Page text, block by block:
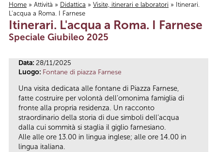
Tu sei qui
Home » Attività » Didattica » Visite, itinerari e laboratori » Itinerari.
L'acqua a Roma. I Farnese
Itinerari. L'acqua a Roma. I Farnese
Speciale Giubileo 2025
Data: 28/11/2025
Luogo: Fontane di piazza Farnese
Una visita dedicata alle fontane di Piazza Farnese,
fatte costruire per volontà dell’omonima famiglia di
fronte alla propria residenza. Un racconto
straordinario della storia di due simboli dell’acqua
dalla cui sommità si staglia il giglio farnesiano.
Alle alle ore 13.00 in lingua inglese; alle ore 14.00 in
lingua italiana.